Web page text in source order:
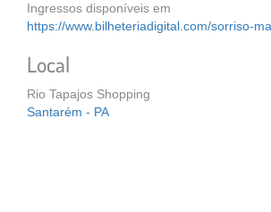
Ingressos disponíveis em
https://www.bilheteriadigital.com/sorriso-
Local
Rio Tapajos Shopping
Santarém - PA